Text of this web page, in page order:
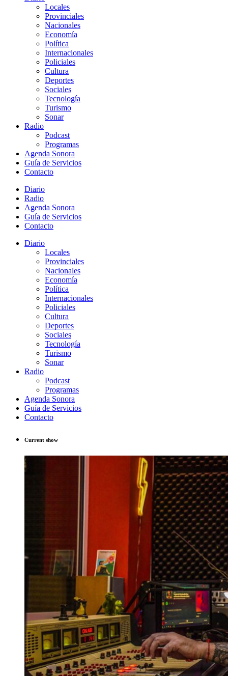
Locales
Provinciales
Nacionales
Economía
Política
Internacionales
Policiales
Cultura
Deportes
Sociales
Tecnología
Turismo
Sonar
Radio
Podcast
Programas
Agenda Sonora
Guía de Servicios
Contacto
Diario
Radio
Agenda Sonora
Guía de Servicios
Contacto
Diario
Locales
Provinciales
Nacionales
Economía
Política
Internacionales
Policiales
Cultura
Deportes
Sociales
Tecnología
Turismo
Sonar
Radio
Podcast
Programas
Agenda Sonora
Guía de Servicios
Contacto
Current show